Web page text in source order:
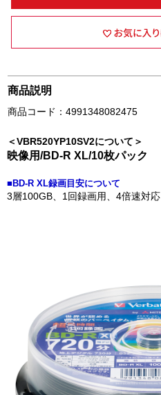
商品説明
商品コード：4991348082475
＜VBR520YP10SV2について＞
映像用/BD-R XL/10枚パック
■BD-R XL録画目安について
3層100GB、1回録画用、4倍速対応